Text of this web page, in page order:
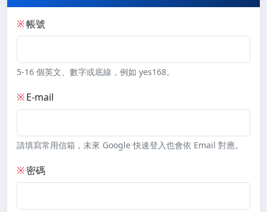
※帳號
5-16 個英文、數字或底線，例如 yes168。
※E-mail
請填寫常用信箱，未來 Google 快速登入也會依 Email 對應。
※密碼